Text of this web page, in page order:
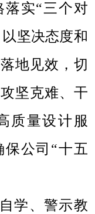
落实“三个对
坚决态度和
地见效，切
坚克难、干
质量设计服
公司“十五
学、警示教